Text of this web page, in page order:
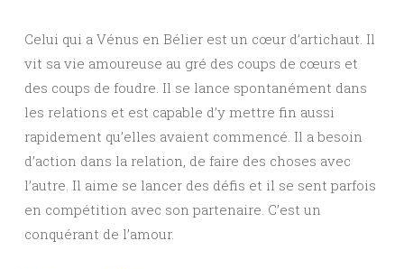
Celui qui a Vénus en Bélier est un cœur d’artichaut. Il
vit sa vie amoureuse au gré des coups de cœurs et
des coups de foudre. Il se lance spontanément dans
les relations et est capable d’y mettre fin aussi
rapidement qu’elles avaient commencé. Il a besoin
d’action dans la relation, de faire des choses avec
l’autre. Il aime se lancer des défis et il se sent parfois
en compétition avec son partenaire. C’est un
conquérant de l’amour.